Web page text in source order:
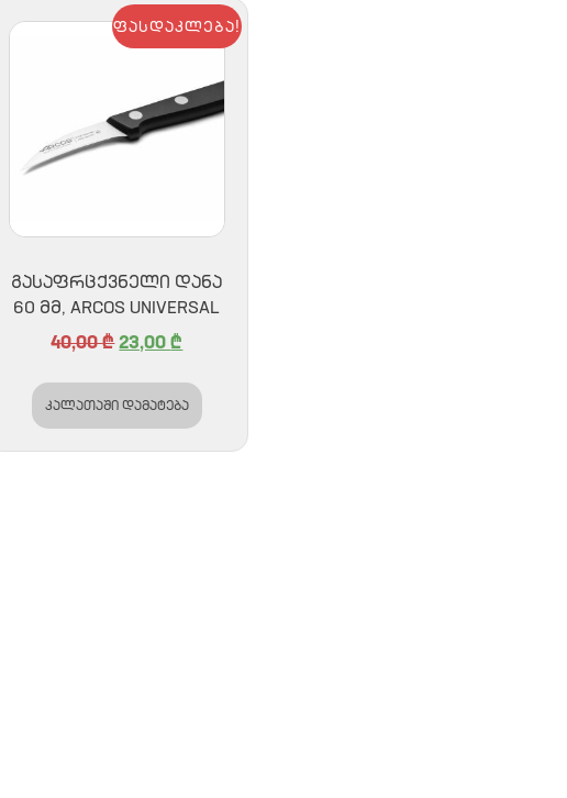
ფასდაკლება!
ᲒᲐᲡᲐᲤᲠᲪᲥᲕᲜᲔᲚᲘ ᲓᲐᲜᲐ
60 ᲛᲛ, ARCOS UNIVERSAL
40,00₾ 23,00₾
კალათაში დამატება